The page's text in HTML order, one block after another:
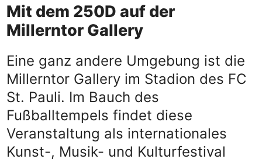
Mit dem 250D auf der
Millerntor Gallery
Eine ganz andere Umgebung ist die
Millerntor Gallery im Stadion des FC
St. Pauli. Im Bauch des
Fußballtempels findet diese
Veranstaltung als internationales
Kunst-, Musik- und Kulturfestival